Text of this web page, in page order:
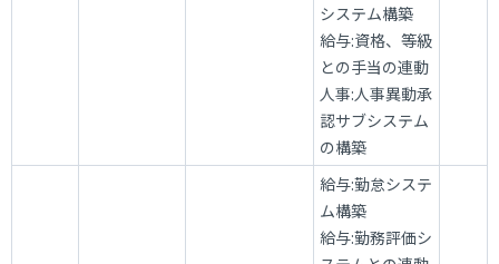
システム構築
給与:資格、等級
との手当の連動
人事:人事異動承
認サブシステム
の構築
給与:勤怠システ
ム構築
給与:勤務評価シ